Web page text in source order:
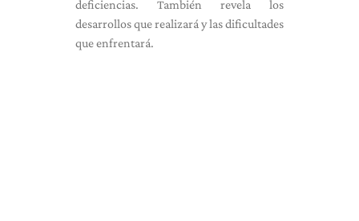
deficiencias. También revela los
desarrollos que realizará y las dificultades
que enfrentará.